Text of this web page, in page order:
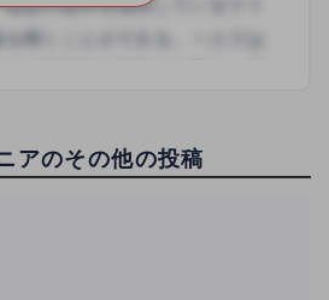
アのその他の投稿